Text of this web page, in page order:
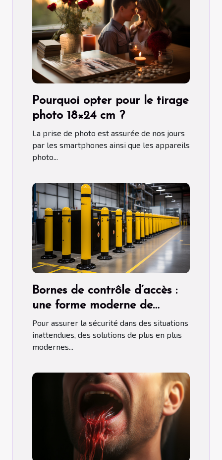
Pourquoi opter pour le tirage
photo 18×24 cm ?
La prise de photo est assurée de nos jours
par les smartphones ainsi que les appareils
photo...
Bornes de contrôle d’accès :
une forme moderne de
contrôle d'accès
Pour assurer la sécurité dans des situations
inattendues, des solutions de plus en plus
modernes...